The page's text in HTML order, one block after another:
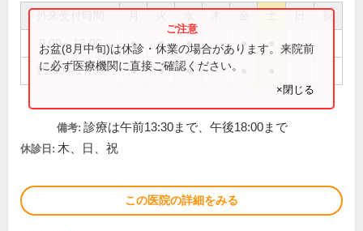
祝
9:00～13:00 ● ● ● ●
15:00～17:30 ● ● ●
お盆(8月中旬)は休診・休業の場合があります。来院前
に必ず医療機関に直接ご確認ください。
×閉じる
備考: 診療は午前13:30まで、午後18:00まで
休診日: 木、日、祝
この医院の詳細をみる